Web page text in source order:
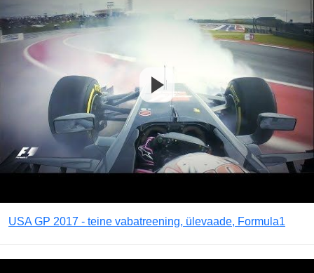
USA GP 2017 - teine vabatreening, ülevaade, Formula1